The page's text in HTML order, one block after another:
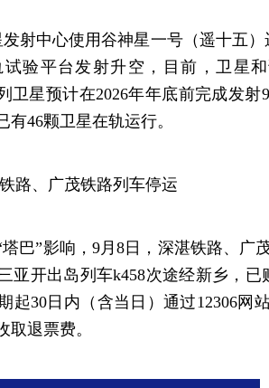
射中心使用谷神星一号（遥十五
试验平台发射升空，目前，卫星
卫星预计在2026年年底前完成发
46颗卫星在轨运行。
路、广茂铁路列车停运
巴”影响，9月8日，深湛铁路、广
亚开出岛列车k458次途经新乡，
起30日内（含当日）通过12306网
取退票费。